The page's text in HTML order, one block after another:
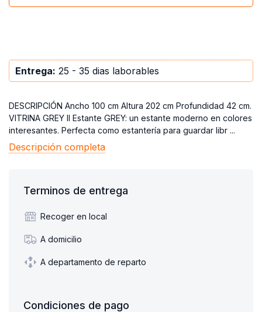
Entrega: 25 - 35 dias laborables
DESCRIPCIÓN Ancho 100 cm Altura 202 cm Profundidad 42 cm. ​
VITRINA GREY II Estante GREY: un estante moderno en colores
interesantes. Perfecta como estantería para guardar libr ...
Descripción completa
Terminos de entrega
Recoger en local
A domicilio
A departamento de reparto
Condiciones de pago